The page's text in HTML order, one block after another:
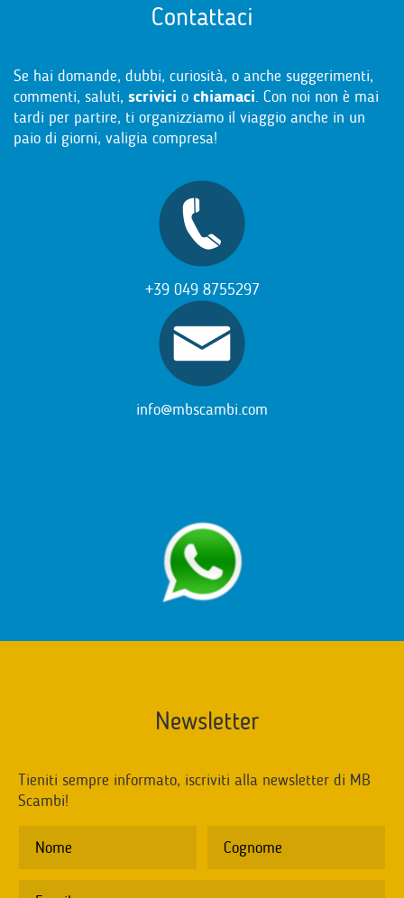
Contattaci
Se hai domande, dubbi, curiosità, o anche suggerimenti,
commenti, saluti, scrivici o chiamaci. Con noi non è mai
tardi per partire, ti organizziamo il viaggio anche in un
paio di giorni, valigia compresa!
+39 049 8755297
info@mbscambi.com
Newsletter
Tieniti sempre informato, iscriviti alla newsletter di MB
Scambi!